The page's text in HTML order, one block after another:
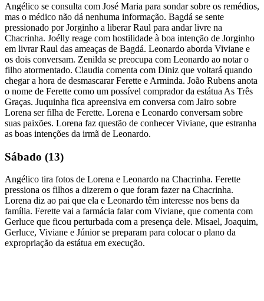
Angélico se consulta com José Maria para sondar sobre os remédios,
mas o médico não dá nenhuma informação. Bagdá se sente
pressionado por Jorginho a liberar Raul para andar livre na
Chacrinha. Joélly reage com hostilidade à boa intenção de Jorginho
em livrar Raul das ameaças de Bagdá. Leonardo aborda Viviane e
os dois conversam. Zenilda se preocupa com Leonardo ao notar o
filho atormentado. Claudia comenta com Diniz que voltará quando
chegar a hora de desmascarar Ferette e Arminda. João Rubens anota
o nome de Ferette como um possível comprador da estátua As Três
Graças. Juquinha fica apreensiva em conversa com Jairo sobre
Lorena ser filha de Ferette. Lorena e Leonardo conversam sobre
suas paixões. Lorena faz questão de conhecer Viviane, que estranha
as boas intenções da irmã de Leonardo.
Sábado (13)
Angélico tira fotos de Lorena e Leonardo na Chacrinha. Ferette
pressiona os filhos a dizerem o que foram fazer na Chacrinha.
Lorena diz ao pai que ela e Leonardo têm interesse nos bens da
família. Ferette vai a farmácia falar com Viviane, que comenta com
Gerluce que ficou perturbada com a presença dele. Misael, Joaquim,
Gerluce, Viviane e Júnior se preparam para colocar o plano da
expropriação da estátua em execução.